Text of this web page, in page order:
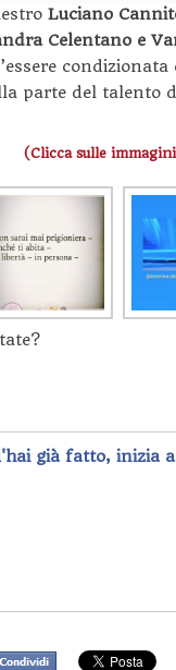
Luciano
Celentano e
parte del talento
(Clicca sulle
già fatto, inizia